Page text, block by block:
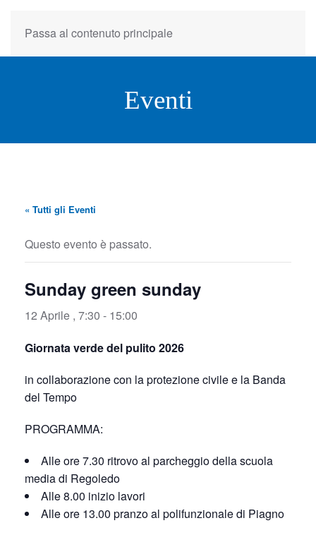
Passa al contenuto principale
Eventi
« Tutti gli Eventi
Questo evento è passato.
Sunday green sunday
12 Aprile , 7:30 - 15:00
Giornata verde del pulito 2026
in collaborazione con la protezione civile e la Banda
del Tempo
PROGRAMMA:
Alle ore 7.30 ritrovo al parcheggio della scuola
media di Regoledo
Alle 8.00 inizio lavori
Alle ore 13.00 pranzo al polifunzionale di Piagno